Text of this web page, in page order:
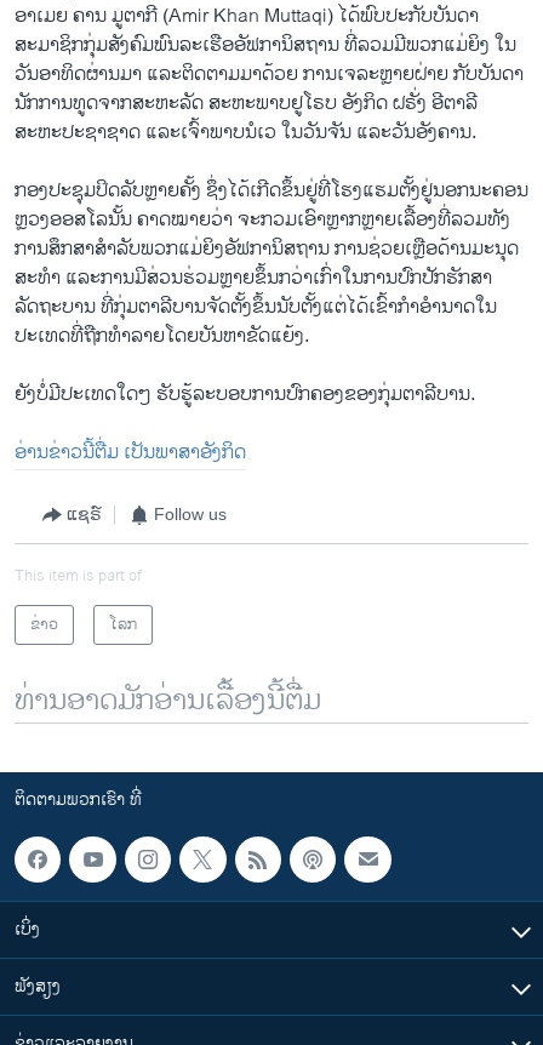
ອາເມຍ ຄານ ມູຕາກີ (Amir Khan Muttaqi) ໄດ້ພົບປະກັບບັນດາ
ສະມາຊິກກຸ່ມສັງຄົມພົນລະເຮືອອັຟການິສຖານ ທີ່ລວມມີພວກແມ່ຍິງ ໃນ
ວັນອາທິດຜ່ານມາ ແລະຕິດຕາມມາດ້ວຍ ການເຈລະຫຼາຍຝ່າຍ ກັບບັນດາ
ນັກການທູດຈາກສະຫະລັດ ສະຫະພາບຢູໂຣບ ອັງກິດ ຝຣັ່ງ ອີຕາລີ
ສະຫະປະຊາຊາດ ແລະເຈົ້າພາບນໍເວ ໃນວັນຈັນ ແລະວັນອັງຄານ.
ກອງປະຊຸມປິດລັບຫຼາຍຄັ້ງ ຊຶ່ງໄດ້ເກີດຂຶ້ນຢູ່ທີ່ໂຮງແຮມຕັ້ງຢູ່ນອກນະຄອນ
ຫຼວງອອສໂລນັ້ນ ຄາດໝາຍວ່າ ຈະກວມເອົາຫຼາກຫຼາຍເລື້ອງທີ່ລວມທັງ
ການສຶກສາສຳລັບພວກແມ່ຍິງອັຟການິສຖານ ການຊ່ວຍເຫຼືອດ້ານມະນຸດ
ສະທຳ ແລະການມີສ່ວນຮ່ວມຫຼາຍຂຶ້ນກວ່າເກົ່າໃນການປົກປັກຮັກສາ
ລັດຖະບານ ທີ່ກຸ່ມຕາລີບານຈັດຕັ້ງຂຶ້ນນັບຕັ້ງແຕ່ໄດ້ເຂົ້າກຳອຳນາດໃນ
ປະເທດທີ່ຖືກທຳລາຍໂດຍບັນຫາຂັດແຍ້ງ.
ຍັງບໍ່ມີປະເທດໃດໆ ຮັບຮູ້ລະບອບການປົກຄອງຂອງກຸ່ມຕາລີບານ.
ອ່ານຂ່າວນີ້ຕື່ມ ເປັນພາສາອັງກິດ
ແຊຣ໌ Follow us
This item is part of
ຂ່າວ
ໂລກ
ທ່ານອາດມັກອ່ານເລື້ອງນີ້ຕື່ມ
ຕິດຕາມພວກເຮົາ ທີ່
ເບິ່ງ
ຟັງສຽງ